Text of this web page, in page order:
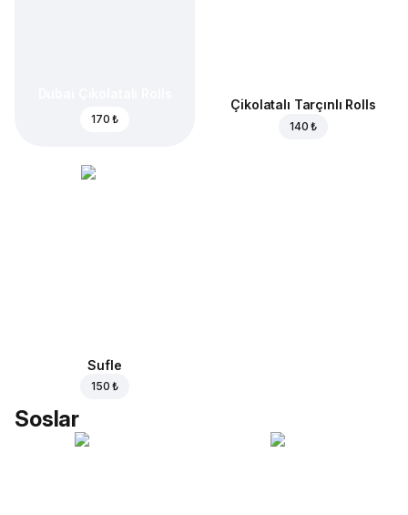
170 ₺
Çikolatalı Tarçınlı Rolls
140 ₺
Sufle
150 ₺
Soslar